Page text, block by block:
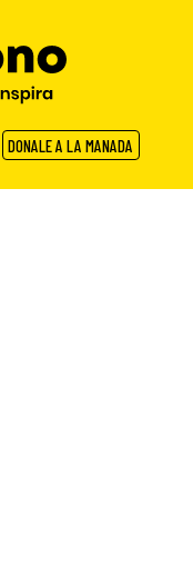
DONALE A LA MANADA